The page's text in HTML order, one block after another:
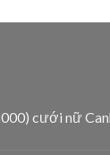
cưới nữ